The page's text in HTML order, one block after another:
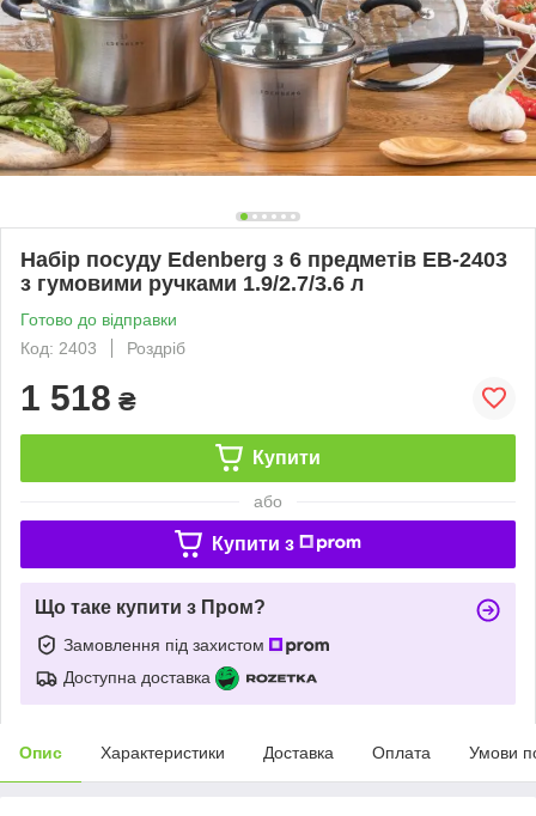
Набір посуду Edenberg з 6 предметів EB-2403
з гумовими ручками 1.9/2.7/3.6 л
Готово до відправки
Код: 2403
Роздріб
1 518 ₴
Купити
або
Купити з
Що таке купити з Пром?
Замовлення під захистом
Доступна доставка
Опис Характеристики Доставка Оплата Умови